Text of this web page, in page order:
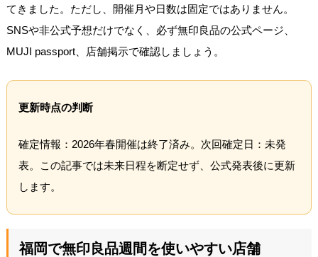
てきました。ただし、開催月や日数は固定ではありません。
SNSや非公式予想だけでなく、必ず無印良品の公式ページ、
MUJI passport、店舗掲示で確認しましょう。
更新時点の判断
確定情報：2026年春開催は終了済み。次回確定日：未発
表。この記事では未来日程を断定せず、公式発表後に更新
します。
福岡で無印良品週間を使いやすい店舗